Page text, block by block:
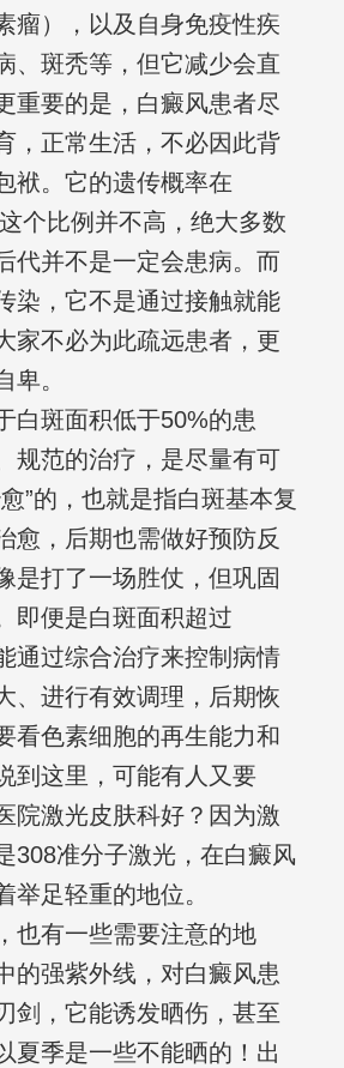
瘤），以及自身免疫性疾
、斑秃等，但它减少会直
重要的是，白癜风患者尽
，正常生活，不必因此背
袱。它的遗传概率在
个比例并不高，绝大多数
代并不是一定会患病。而
染，它不是通过接触就能
家不必为此疏远患者，更
卑。
白斑面积低于50%的患
规范的治疗，是尽量有可
”的，也就是指白斑基本复
愈，后期也需做好预防反
是打了一场胜仗，但巩固
即便是白斑面积超过
通过综合治疗来控制病情
、进行有效调理，后期恢
看色素细胞的再生能力和
到这里，可能有人又要
院激光皮肤科好？因为激
308准分子激光，在白癜风
举足轻重的地位。
也有一些需要注意的地
的强紫外线，对白癜风患
剑，它能诱发晒伤，甚至
夏季是一些不能晒的！出